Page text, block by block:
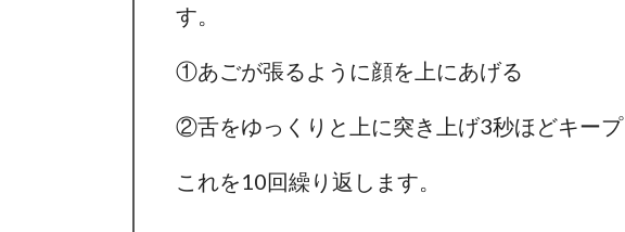
す。
①あごが張るように顔を上にあげる
②舌をゆっくりと上に突き上げ3秒ほどキープ
これを10回繰り返します。